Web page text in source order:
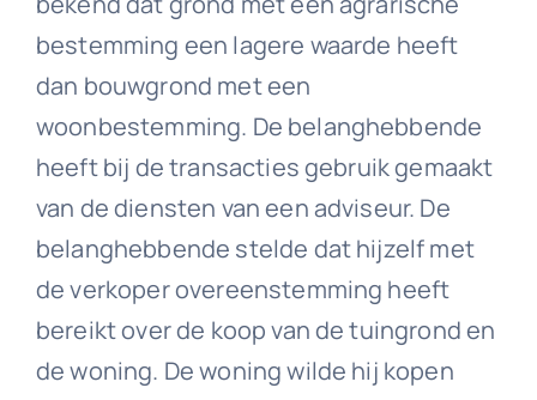
bestemming een lagere waarde heeft
dan bouwgrond met een
woonbestemming. De belanghebbende
heeft bij de transacties gebruik gemaakt
van de diensten van een adviseur. De
belanghebbende stelde dat hijzelf met
de verkoper overeenstemming heeft
bereikt over de koop van de tuingrond en
de woning. De woning wilde hij kopen